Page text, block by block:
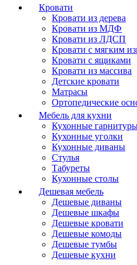
Кровати
Кровати из дерева
Кровати из МДФ
Кровати из ЛДСП
Кровати с мягким
Кровати с ящиками
Кровати из массива
Детские кровати
Матрасы
Ортопедические
Мебель для кухни
Кухонные
Кухонные уголки
Кухонные диваны
Стулья
Табуреты
Кухонные столы
Дешевая мебель
Дешевые диваны
Дешевые шкафы
Дешевые кровати
Дешевые комоды
Дешевые тумбы
Дешевые кухни